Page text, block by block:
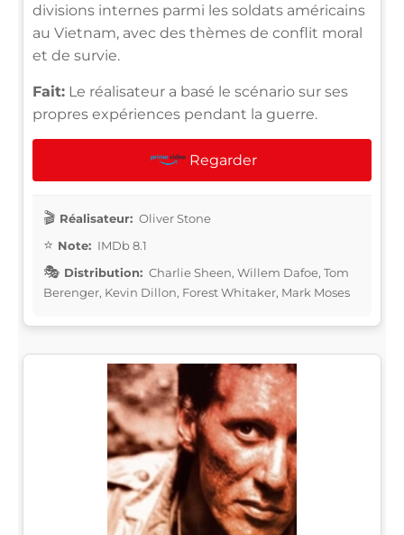
divisions internes parmi les soldats américains
au Vietnam, avec des thèmes de conflit moral
et de survie.
Fait: Le réalisateur a basé le scénario sur ses
propres expériences pendant la guerre.
Regarder
Réalisateur: Oliver Stone
Note: IMDb 8.1
Distribution: Charlie Sheen, Willem Dafoe, Tom
Berenger, Kevin Dillon, Forest Whitaker, Mark Moses